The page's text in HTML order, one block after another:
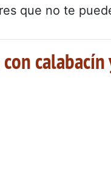
que no te
con